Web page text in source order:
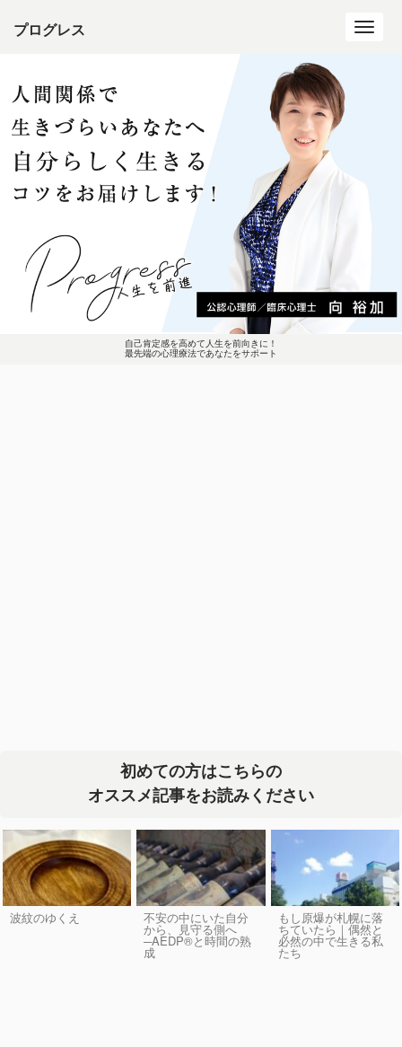
自己肯定感を高めて人生を前向きに！
最先端の心理療法であなたをサポート
プログレス
初めての方はこちらの
オススメ記事をお読みください
波紋のゆくえ 不安の中にいた自分
から、見守る側へ
─AEDP®︎と時間の熟
成
もし原爆が札幌に落
ちていたら｜偶然と
必然の中で生きる私
たち